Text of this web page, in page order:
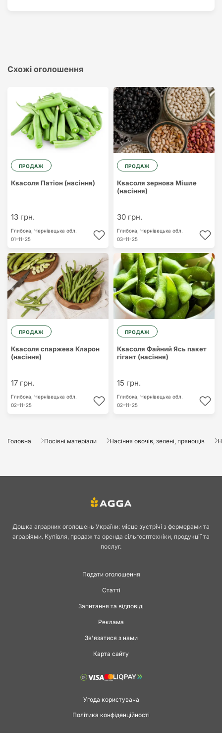
Схожі оголошення
ПРОДАЖ
Квасоля Патіон (насіння)
13 грн.
Глибока, Чернівецька обл.
01-11-25
ПРОДАЖ
Квасоля зернова Мішле
(насіння)
30 грн.
Глибока, Чернівецька обл.
03-11-25
ПРОДАЖ
Квасоля спаржева Кларон
(насіння)
17 грн.
Глибока, Чернівецька обл.
02-11-25
ПРОДАЖ
Квасоля Файний Ясь пакет
гiгант (насіння)
15 грн.
Глибока, Чернівецька обл.
02-11-25
Головна Посівні матеріали Насіння овочів, зелені, прянощів
Дошка аграрних оголошень України: місце зустрічі з фермерами та
аграріями. Купівля, продаж та оренда сільгосптехніки, продукції та
послуг.
Подати оголошення
Статті
Запитання та відповіді
Реклама
Зв'язатися з нами
Карта сайту
Угода користувача
Політика конфіденційності